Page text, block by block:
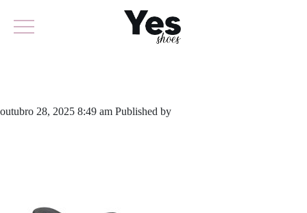
outubro 28, 2025 8:49 am Published by